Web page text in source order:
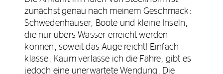
zunächst genau nach meinem Geschmack:
Schwedenhäuser, Boote und kleine Inseln,
die nur übers Wasser erreicht werden
können, soweit das Auge reicht! Einfach
klasse. Kaum verlasse ich die Fähre, gibt es
jedoch eine unerwartete Wendung. Die